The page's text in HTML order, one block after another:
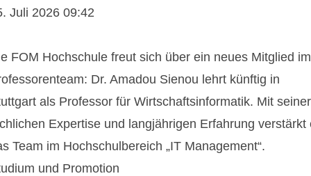
Juli 2026 09:42
FOM Hochschule freut sich über ein neues Mitglied im
Dr. Amadou Sienou lehrt künftig in
als Professor für Wirtschaftsinformatik. Mit seiner
Expertise und langjährigen Erfahrung verstärkt
Team im Hochschulbereich „IT Management“.
und Promotion